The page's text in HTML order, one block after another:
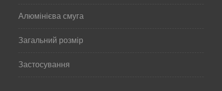
Алюмінієва смуга
Загальний розмір
Застосування